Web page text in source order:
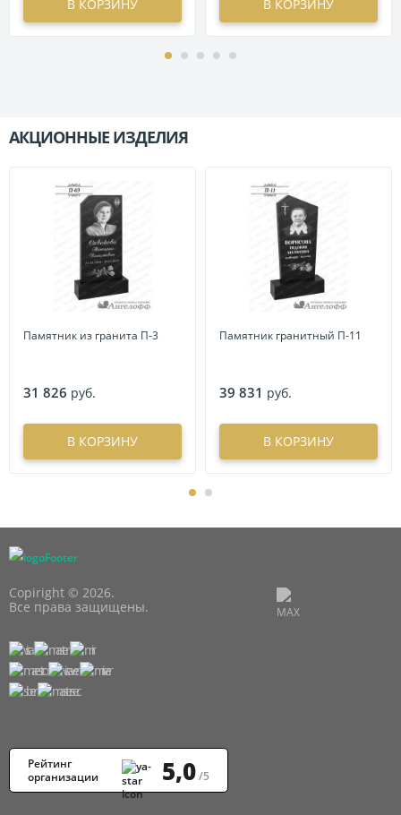
В КОРЗИНУ В КОРЗИНУ
АКЦИОННЫЕ ИЗДЕЛИЯ
Памятник из гранита П-3
31 826 руб.
В КОРЗИНУ
Памятник гранитный П-11
39 831 руб.
В КОРЗИНУ
Copiright © 2026.
Все права защищены.
Рейтинг
организации
5,0/5